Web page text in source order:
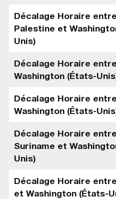
Décalage Horaire
Palestine et
Unis)
Décalage Horaire
Washington (États-
Décalage Horaire
Washington (États-
Décalage Horaire
Suriname et
Unis)
Décalage Horaire
et Washington (États-